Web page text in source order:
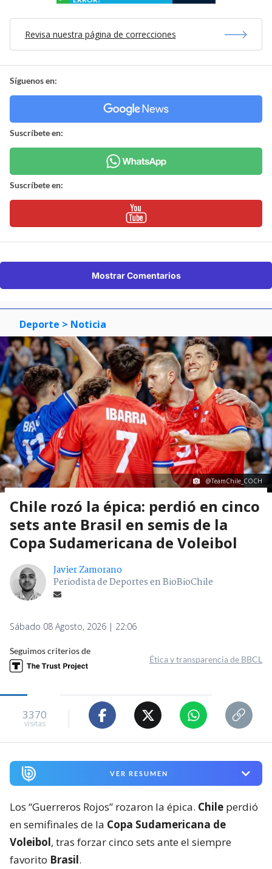
Revisa nuestra página de correcciones
Síguenos en:
Suscríbete en:
Suscríbete en:
Mostrar Comentarios
Deporte > Noticia
@TeamChile_COCH
Chile rozó la épica: perdió en cinco
sets ante Brasil en semis de la
Copa Sudamericana de Voleibol
Javier Zamorano
Periodista de Deportes en BioBioChile
Sábado 08 Agosto, 2026 | 22:06
Seguimos criterios de
Ética y transparencia de BBCL
3370
visitas
VER RESUMEN
Los “Guerreros Rojos” rozaron la épica. Chile perdió
en semifinales de la Copa Sudamericana de
Voleibol, tras forzar cinco sets ante el siempre
favorito Brasil.